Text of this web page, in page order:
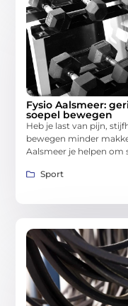
Fysio Aalsmeer:
soepel bewegen
Heb je last van pijn,
bewegen minder
Aalsmeer je helpen om
Sport